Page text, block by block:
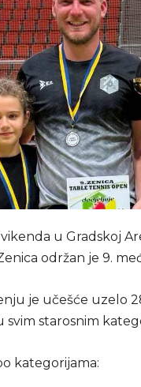
u Gradskoj
održan je 9.
je učešće uzelo
svim starosnim
kategorijama: